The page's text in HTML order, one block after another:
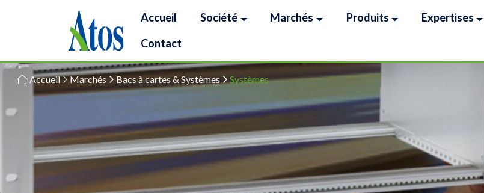
Accueil Société Marchés Produits Expertises
Contact
Accueil Marchés Bacs à cartes & Systèmes Systèmes